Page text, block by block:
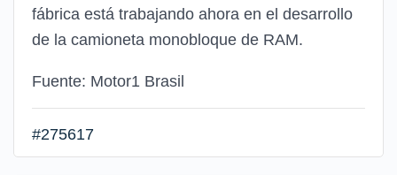
fábrica está trabajando ahora en el desarrollo
de la camioneta monobloque de RAM.
Fuente: Motor1 Brasil
#275617